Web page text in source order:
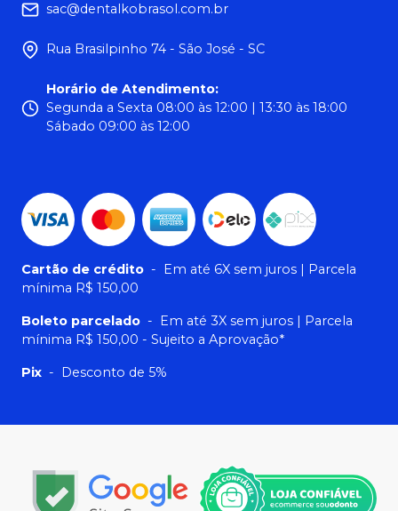
sac@dentalkobrasol.com.br
Rua Brasilpinho 74 - São José - SC
Horário de Atendimento:
Segunda a Sexta 08:00 às 12:00 | 13:30 às 18:00
Sábado 09:00 às 12:00
Cartão de crédito - Em até 6X sem juros | Parcela
mínima R$ 150,00
Boleto parcelado - Em até 3X sem juros | Parcela
mínima R$ 150,00 - Sujeito a Aprovação*
Pix - Desconto de 5%